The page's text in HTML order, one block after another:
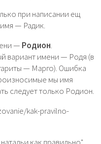
при написании ещ
— Радик.
— Родион.
вариант имени — Родя (в
— Марго). Ошибка
мы имя
следует только Родион.
kak-pravilno-